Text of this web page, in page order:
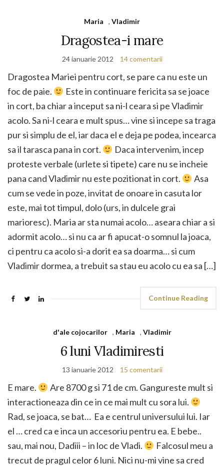
Maria , Vladimir
Dragostea-i mare
24 ianuarie 2012 14 comentarii
Dragostea Mariei pentru cort, se pare ca nu este un
foc de paie.
Este in continuare fericita sa se joace
in cort, ba chiar a inceput sa ni-l ceara si pe Vladimir
acolo. Sa ni-l ceara e mult spus… vine si incepe sa traga
pur si simplu de el, iar daca el e deja pe podea, incearca
sa il tarasca pana in cort.
Daca intervenim, incep
proteste verbale (urlete si tipete) care nu se incheie
pana cand Vladimir nu este pozitionat in cort.
Asa
cum se vede in poze, invitat de onoare in casuta lor
este, mai tot timpul, dolo (urs, in dulcele grai
marioresc). Maria ar sta numai acolo… aseara chiar a si
adormit acolo… si nu ca ar fi apucat-o somnul la joaca,
ci pentru ca acolo si-a dorit ea sa doarma… si cum
Vladimir dormea, a trebuit sa stau eu acolo cu ea sa […]
Continue Reading
d'ale cojocarilor , Maria , Vladimir
6 luni Vladimiresti
13 ianuarie 2012 15 comentarii
E mare.
Are 8700 g si 71 de cm. Gangureste mult si
interactioneaza din ce in ce mai mult cu sora lui.
Rad, se joaca, se bat… Ea e centrul universului lui. Iar
el … cred ca e inca un accesoriu pentru ea. E bebe..
sau, mai nou, Dadiii – in loc de Vladi.
Falcosul meu a
trecut de pragul celor 6 luni. Nici nu-mi vine sa cred